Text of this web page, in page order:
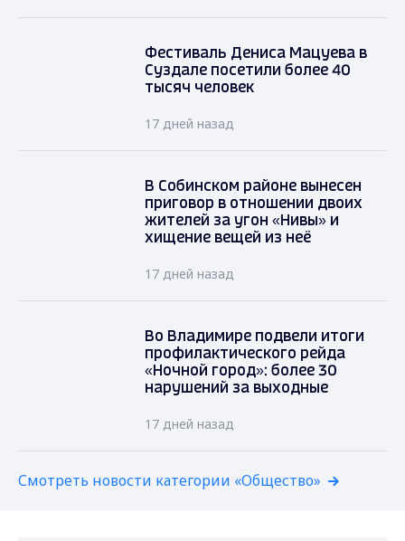
Фестиваль Дениса Мацуева в
Суздале посетили более 40
тысяч человек
17 дней назад
В Собинском районе вынесен
приговор в отношении двоих
жителей за угон «Нивы» и
хищение вещей из неё
17 дней назад
Во Владимире подвели итоги
профилактического рейда
«Ночной город»: более 30
нарушений за выходные
17 дней назад
Смотреть новости категории «Общество»